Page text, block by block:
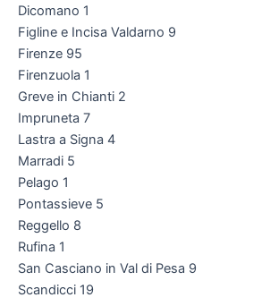
Dicomano 1
Figline e Incisa Valdarno 9
Firenze 95
Firenzuola 1
Greve in Chianti 2
Impruneta 7
Lastra a Signa 4
Marradi 5
Pelago 1
Pontassieve 5
Reggello 8
Rufina 1
San Casciano in Val di Pesa 9
Scandicci 19